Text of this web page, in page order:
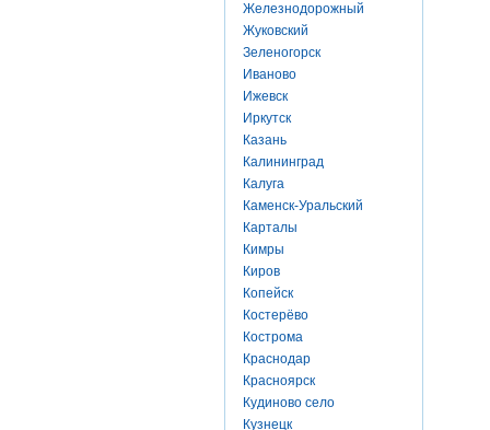
Железнодорожный
Жуковский
Зеленогорск
Иваново
Ижевск
Иркутск
Казань
Калининград
Калуга
Каменск-Уральский
Карталы
Кимры
Киров
Копейск
Костерёво
Кострома
Краснодар
Красноярск
Кудиново село
Кузнецк